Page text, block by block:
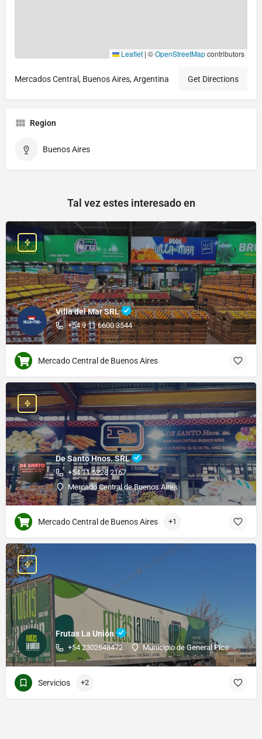
Leaflet | ©OpenStreetMapcontributors
Mercados Central, Buenos Aires, Argentina Get Directions
Region
Buenos Aires
Tal vez estes interesado en
Villa del Mar SRL
+54 9 11 6600 3544
Mercado Central de Buenos Aires
De Santo Hnos. SRL
+54 11 5228 2167
Mercado Central de Buenos Aires
Mercado Central de Buenos Aires +1
Frutas La Unión
+54 2302648472 Municipio de General Pico
Servicios +2